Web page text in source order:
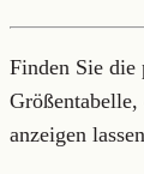
Finden Sie die
anzeigen